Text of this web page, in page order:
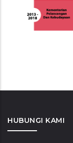
HUBUNGI KAMI